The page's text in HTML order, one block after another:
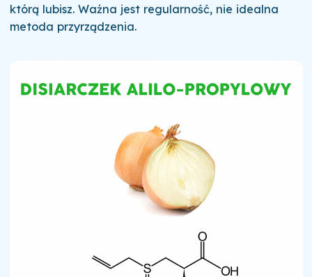
którą lubisz. Ważna jest regularność, nie idealna
metoda przyrządzenia.